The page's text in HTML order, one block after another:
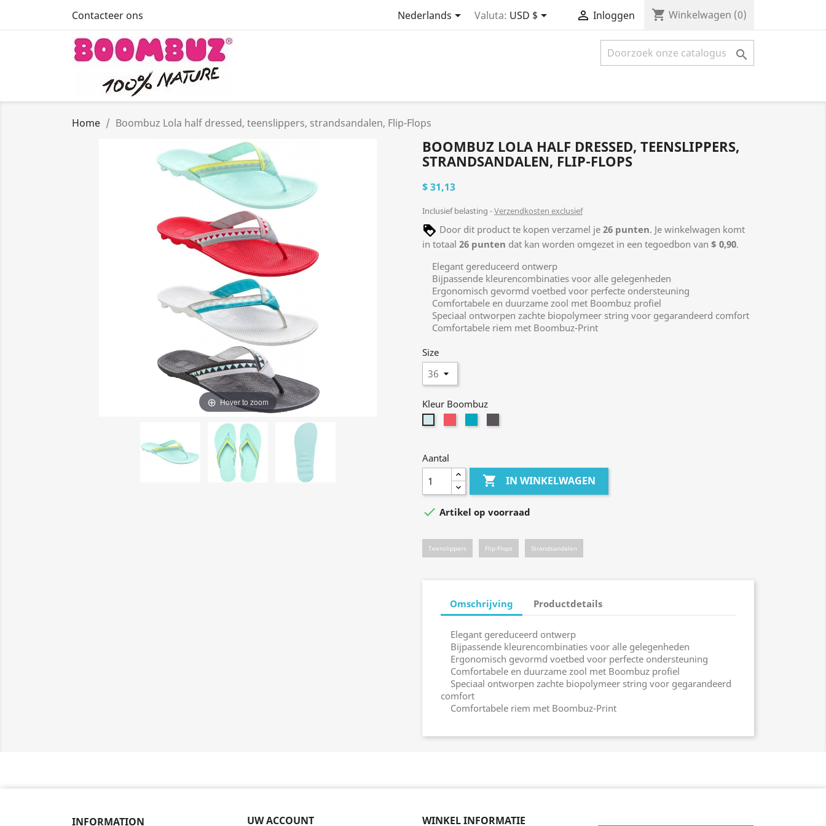
Contacteer ons Nederlands Valuta: USD $  Inloggen shopping_cart Winkelwagen (0)

Home Boombuz Lola half dressed, teenslippers, strandsandalen, Flip-Flops
Hover to zoom
BOOMBUZ LOLA HALF DRESSED, TEENSLIPPERS,
STRANDSANDALEN, FLIP-FLOPS
$ 31,13
Inclusief belasting Verzendkosten exclusief
Door dit product te kopen verzamel je 26 punten. Je winkelwagen komt
in totaal 26 punten dat kan worden omgezet in een tegoedbon van $ 0,90.
Elegant gereduceerd ontwerp
Bijpassende kleurencombinaties voor alle gelegenheden
Ergonomisch gevormd voetbed voor perfecte ondersteuning
Comfortabele en duurzame zool met Boombuz profiel
Speciaal ontworpen zachte biopolymeer string voor gegarandeerd comfort
Comfortabele riem met Boombuz-Print
Size
Kleur Boombuz
Aantal
 IN WINKELWAGEN
 Artikel op voorraad
Teenslippers Flip-Flops Strandsandalen
Omschrijving Productdetails
Elegant gereduceerd ontwerp
Bijpassende kleurencombinaties voor alle gelegenheden
Ergonomisch gevormd voetbed voor perfecte ondersteuning
Comfortabele en duurzame zool met Boombuz profiel
Speciaal ontworpen zachte biopolymeer string voor gegarandeerd
comfort
Comfortabele riem met Boombuz-Print
INFORMATION UW ACCOUNT WINKEL INFORMATIE